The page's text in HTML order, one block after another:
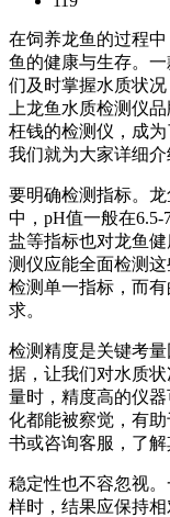
在饲养龙鱼的过程
鱼的健康与生存。
们及时掌握水质状
上龙鱼水质检测仪
枉钱的检测仪，成
我们就为大家详细介
要明确检测指标。
中，pH值一般在
盐等指标也对龙鱼
测仪应能全面检测
检测单一指标，而
求。
检测精度是关键考
据，让我们对水质
量时，精度高的仪
化都能被察觉，有
书或咨询客服，了解
稳定性也不容忽视
样时，结果应保持